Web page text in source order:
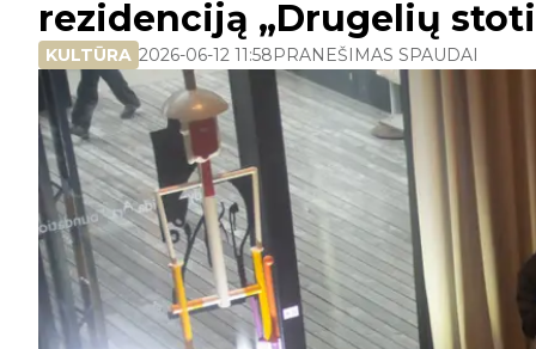
rezidenciją „Drugelių
KULTŪRA 2026-06-12 11:58PRANEŠIMAS SPAUDAI